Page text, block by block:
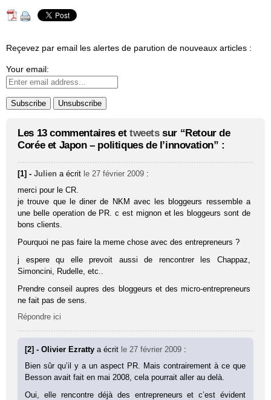
Reçevez par email les alertes de parution de nouveaux articles :
Your email:
Les 13 commentaires et tweetssur “Retour de
Corée et Japon – politiques de l’innovation” :
[1] -Julien a écrit le 27 février 2009 :
merci pour le CR.
je trouve que le diner de NKM avec les bloggeurs ressemble a
une belle operation de PR. c est mignon et les bloggeurs sont de
bons clients.
Pourquoi ne pas faire la meme chose avec des entrepreneurs ?
j espere qu elle prevoit aussi de rencontrer les Chappaz,
Simoncini, Rudelle, etc..
Prendre conseil aupres des bloggeurs et des micro-entrepreneurs
ne fait pas de sens.
Répondre ici
[2] - Olivier Ezrattya écrit le 27 février 2009 :
Bien sûr qu’il y a un aspect PR. Mais contrairement à ce que
Besson avait fait en mai 2008, cela pourrait aller au delà.
Oui, elle rencontre déjà des entrepreneurs et c’est évident